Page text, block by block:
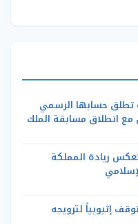
تطلق حسابها الرسمي
مع انطلاق مسابقة الملك
ريادة المملكة
إثيوبياً لترويجه